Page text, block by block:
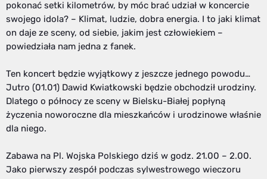
pokonać setki kilometrów, by móc brać udział w koncercie
swojego idola? – Klimat, ludzie, dobra energia. I to jaki klimat
on daje ze sceny, od siebie, jakim jest człowiekiem –
powiedziała nam jedna z fanek.
Ten koncert będzie wyjątkowy z jeszcze jednego powodu…
Jutro (01.01) Dawid Kwiatkowski będzie obchodził urodziny.
Dlatego o północy ze sceny w Bielsku-Białej popłyną
życzenia noworoczne dla mieszkańców i urodzinowe właśnie
dla niego.
Zabawa na Pl. Wojska Polskiego dziś w godz. 21.00 – 2.00.
Jako pierwszy zespół podczas sylwestrowego wieczoru